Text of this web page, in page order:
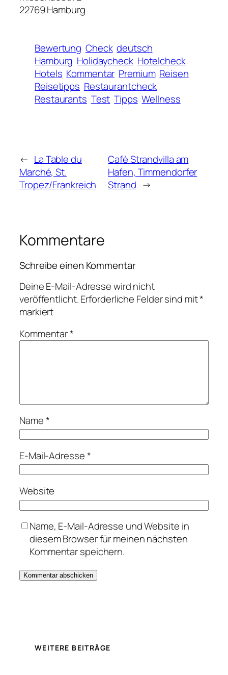
22769 Hamburg
Bewertung Check deutsch
Hamburg Holidaycheck Hotelcheck
Hotels Kommentar Premium Reisen
Reisetipps Restaurantcheck
Restaurants Test Tipps Wellness
← La Table du
Marché, St.
Tropez/Frankreich
Café Strandvilla am
Hafen, Timmendorfer
Strand →
Kommentare
Schreibe einen Kommentar
Deine E-Mail-Adresse wird nicht
veröffentlicht.Erforderliche Felder sind mit*
markiert
Kommentar*
Name*
E-Mail-Adresse*
Website
Name, E-Mail-Adresse und Website in
diesem Browser für meinen nächsten
Kommentar speichern.
WEITERE BEITRÄGE